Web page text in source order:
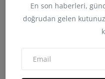
En son haberleri,
doğrudan gelen
İzmir'de, terör örgütü PKK/KCK
İzmir il ...